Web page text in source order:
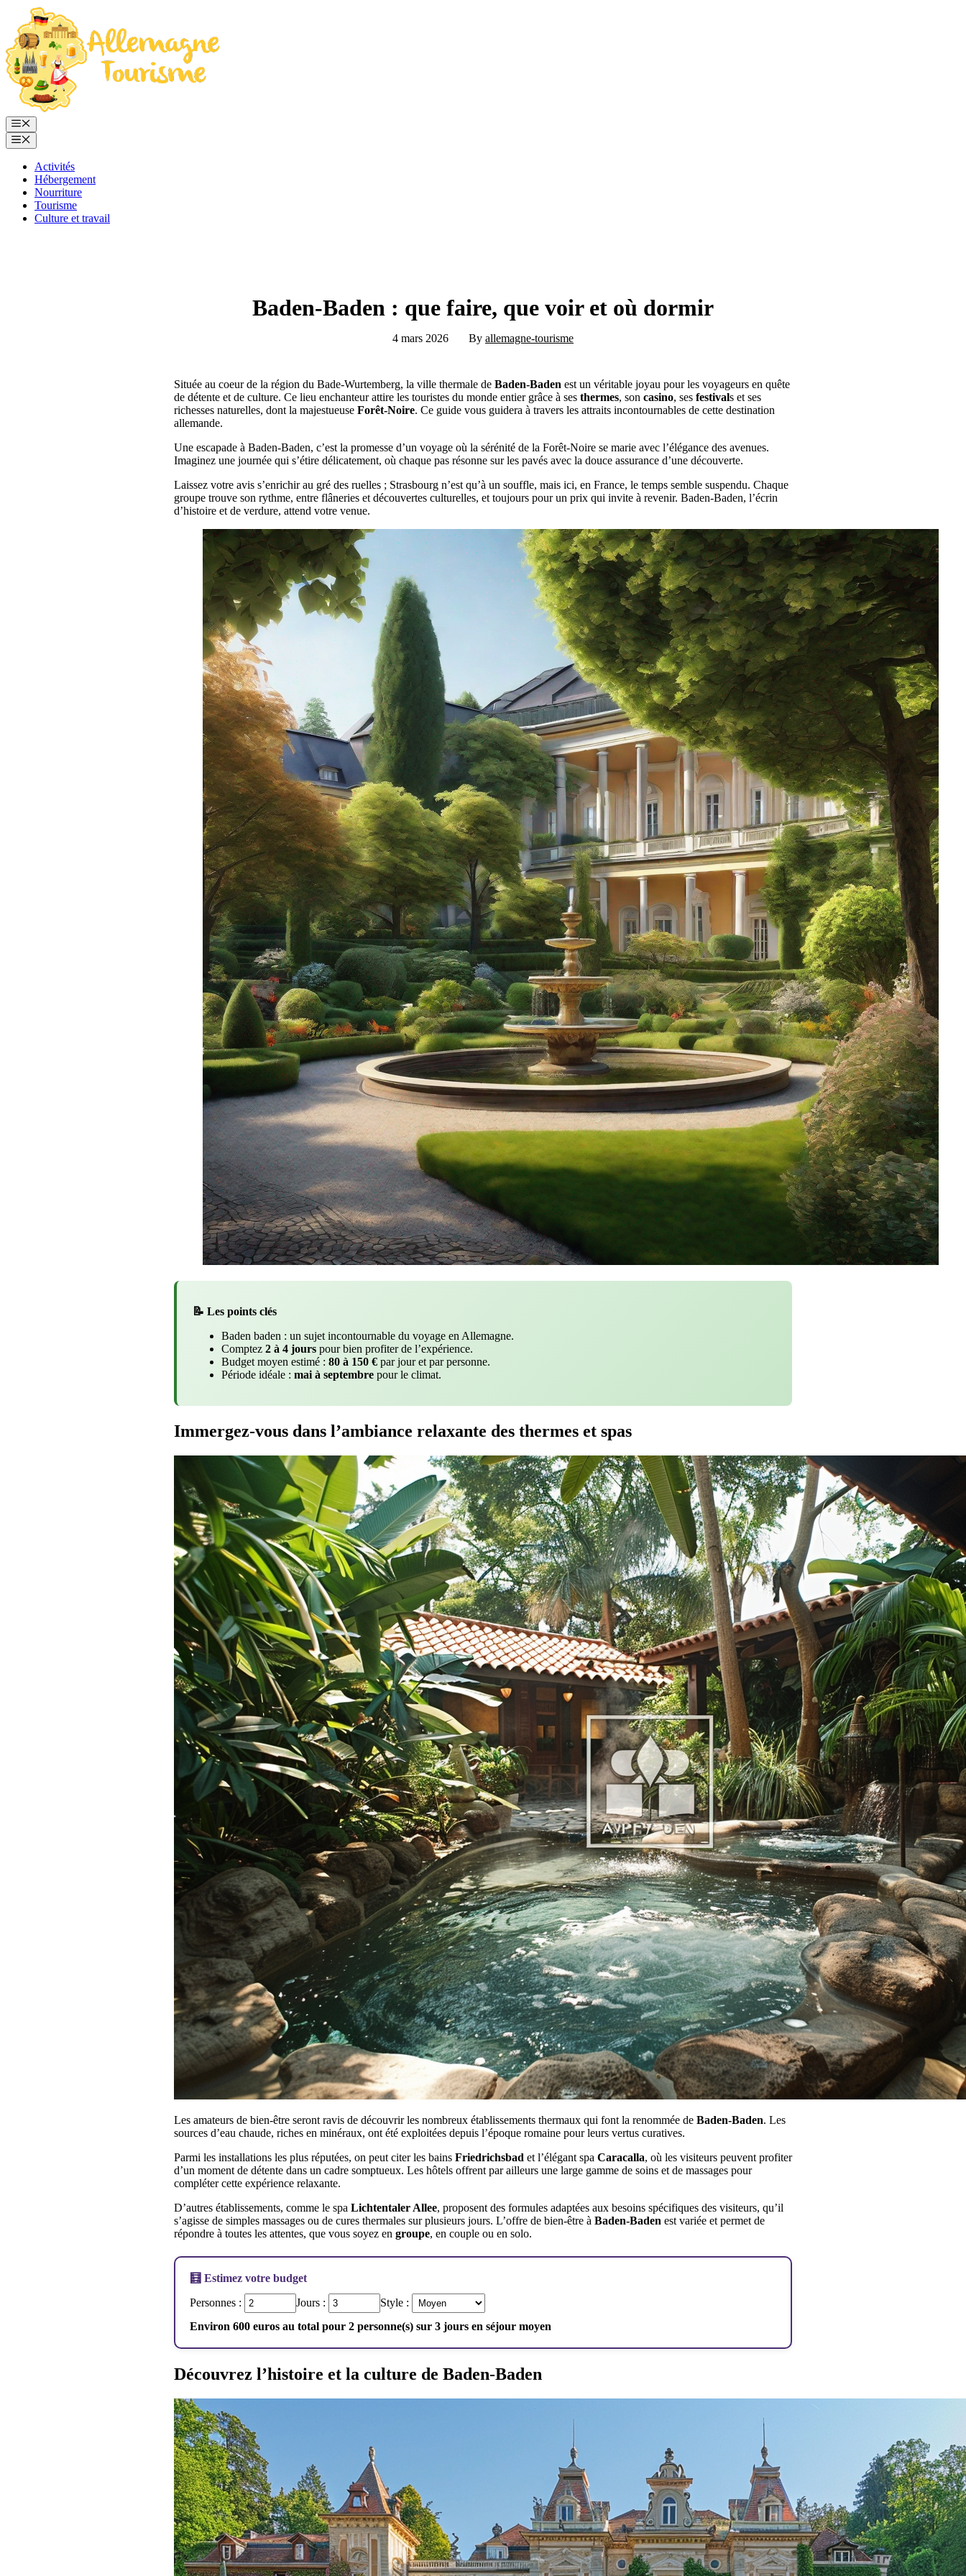
contenu
Menu
Menu
Activités
Hébergement
Nourriture
Tourisme
Culture et travail
Baden-Baden : que faire, que voir et où dormir
4 mars 2026 By allemagne-tourisme
Située au coeur de la région du Bade-Wurtemberg, la ville thermale de Baden-Baden est un véritable joyau pour les voyageurs en quête
de détente et de culture. Ce lieu enchanteur attire les touristes du monde entier grâce à ses thermes, son casino, ses festivals et ses
richesses naturelles, dont la majestueuse Forêt-Noire. Ce guide vous guidera à travers les attraits incontournables de cette destination
allemande.
Une escapade à Baden-Baden, c’est la promesse d’un voyage où la sérénité de la Forêt-Noire se marie avec l’élégance des avenues.
Imaginez une journée qui s’étire délicatement, où chaque pas résonne sur les pavés avec la douce assurance d’une découverte.
Laissez votre avis s’enrichir au gré des ruelles ; Strasbourg n’est qu’à un souffle, mais ici, en France, le temps semble suspendu. Chaque
groupe trouve son rythme, entre flâneries et découvertes culturelles, et toujours pour un prix qui invite à revenir. Baden-Baden, l’écrin
d’histoire et de verdure, attend votre venue.
📝 Les points clés
Baden baden : un sujet incontournable du voyage en Allemagne.
Comptez 2 à 4 jours pour bien profiter de l’expérience.
Budget moyen estimé : 80 à 150 € par jour et par personne.
Période idéale : mai à septembre pour le climat.
Immergez-vous dans l’ambiance relaxante des thermes et spas
Les amateurs de bien-être seront ravis de découvrir les nombreux établissements thermaux qui font la renommée de Baden-Baden. Les
sources d’eau chaude, riches en minéraux, ont été exploitées depuis l’époque romaine pour leurs vertus curatives.
Parmi les installations les plus réputées, on peut citer les bains Friedrichsbad et l’élégant spa Caracalla, où les visiteurs peuvent profiter
d’un moment de détente dans un cadre somptueux. Les hôtels offrent par ailleurs une large gamme de soins et de massages pour
compléter cette expérience relaxante.
D’autres établissements, comme le spa Lichtentaler Allee, proposent des formules adaptées aux besoins spécifiques des visiteurs, qu’il
s’agisse de simples massages ou de cures thermales sur plusieurs jours. L’offre de bien-être à Baden-Baden est variée et permet de
répondre à toutes les attentes, que vous soyez en groupe, en couple ou en solo.
🧮 Estimez votre budget
Personnes :
Jours :
Style :
Environ 600 euros au total pour 2 personne(s) sur 3 jours en séjour moyen
Découvrez l’histoire et la culture de Baden-Baden